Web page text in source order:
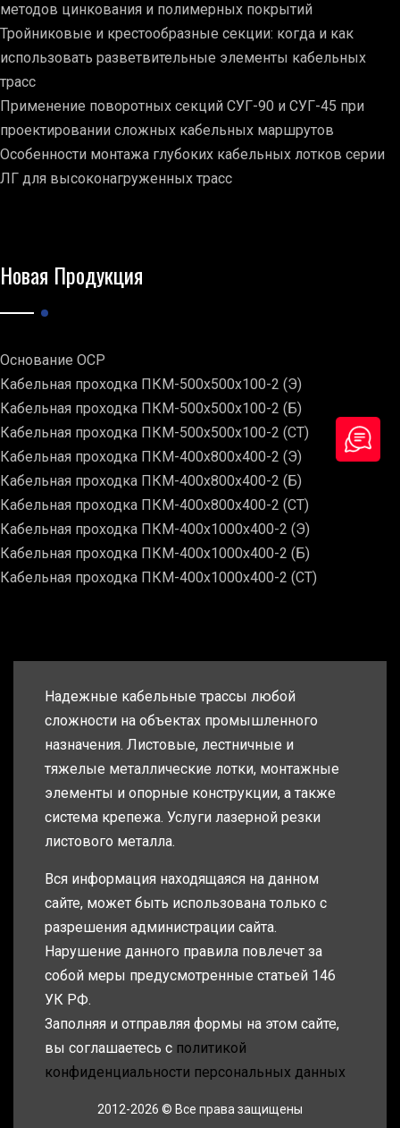
методов цинкования и полимерных покрытий
Тройниковые и крестообразные секции: когда и как
использовать разветвительные элементы кабельных
трасс
Применение поворотных секций СУГ-90 и СУГ-45 при
проектировании сложных кабельных маршрутов
Особенности монтажа глубоких кабельных лотков серии
ЛГ для высоконагруженных трасс
Новая Продукция
Основание ОСР
Кабельная проходка ПКМ-500х500х100-2 (Э)
Кабельная проходка ПКМ-500х500х100-2 (Б)
Кабельная проходка ПКМ-500х500х100-2 (СТ)
Кабельная проходка ПКМ-400х800х400-2 (Э)
Кабельная проходка ПКМ-400х800х400-2 (Б)
Кабельная проходка ПКМ-400х800х400-2 (СТ)
Кабельная проходка ПКМ-400х1000х400-2 (Э)
Кабельная проходка ПКМ-400х1000х400-2 (Б)
Кабельная проходка ПКМ-400х1000х400-2 (СТ)
Надежные кабельные трассы любой
сложности на объектах промышленного
назначения. Листовые, лестничные и
тяжелые металлические лотки, монтажные
элементы и опорные конструкции, а также
система крепежа. Услуги лазерной резки
листового металла.
Вся информация находящаяся на данном
сайте, может быть использована только с
разрешения администрации сайта.
Нарушение данного правила повлечет за
собой меры предусмотренные статьей 146
УК РФ.
Заполняя и отправляя формы на этом сайте,
вы соглашаетесь с политикой
конфиденциальности персональных данных
2012-2026 © Все права защищены